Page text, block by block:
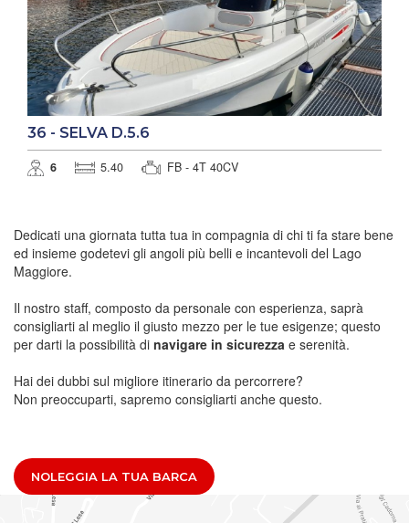
36 - SELVA D.5.6
6 5.40 FB - 4T 40CV
Dedicati una giornata tutta tua in compagnia di chi ti fa stare bene
ed insieme godetevi gli angoli più belli e incantevoli del Lago
Maggiore.
Il nostro staff, composto da personale con esperienza, saprà
consigliarti al meglio il giusto mezzo per le tue esigenze; questo
per darti la possibilità di navigare in sicurezza e serenità.
Hai dei dubbi sul migliore itinerario da percorrere?
Non preoccuparti, sapremo consigliarti anche questo.